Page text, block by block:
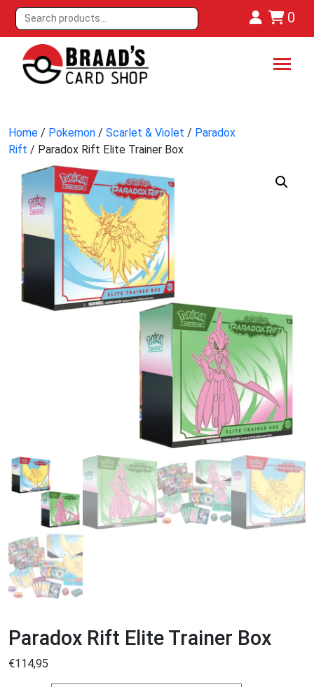
0
Home / Pokemon / Scarlet & Violet / Paradox
Rift / Paradox Rift Elite Trainer Box
Paradox Rift Elite Trainer Box
€114,95